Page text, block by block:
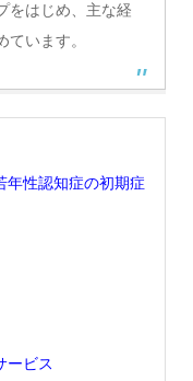
をはじめ、主な経
います。
年性認知症の初期症
ービス